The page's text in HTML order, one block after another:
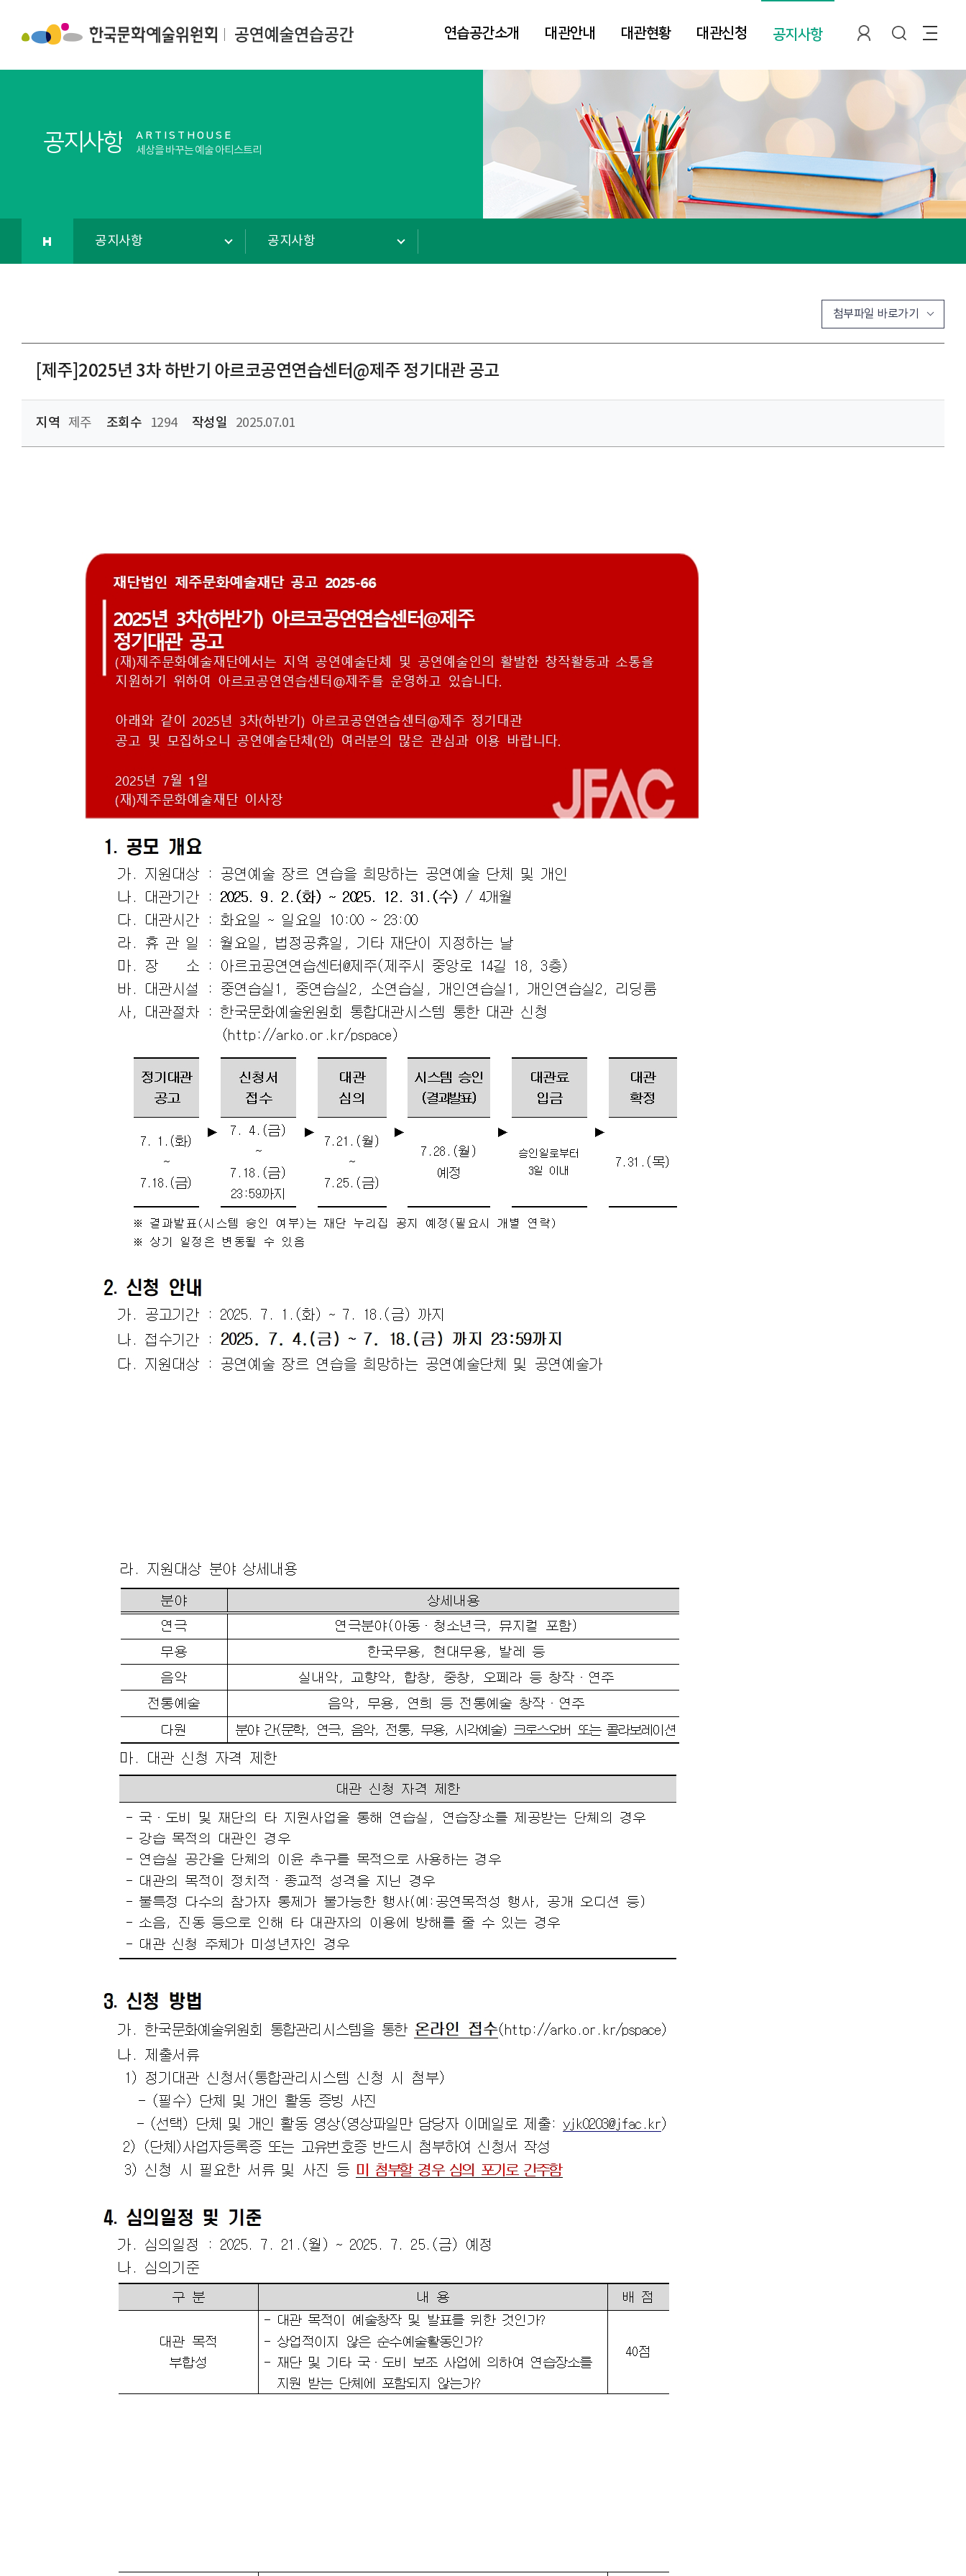
연습공간소개 대관안내 대관현황 대관신청 공지사항
CI가이드
공지사항
ARTISTHOUSE
세상을 바꾸는 예술 아티스트리
공지사항 공지사항
첨부파일 바로가기
[제주]2025년 3차 하반기 아르코공연연습센터@제주 정기대관 공고
지역 제주 조회수 1294 작성일 2025.07.01